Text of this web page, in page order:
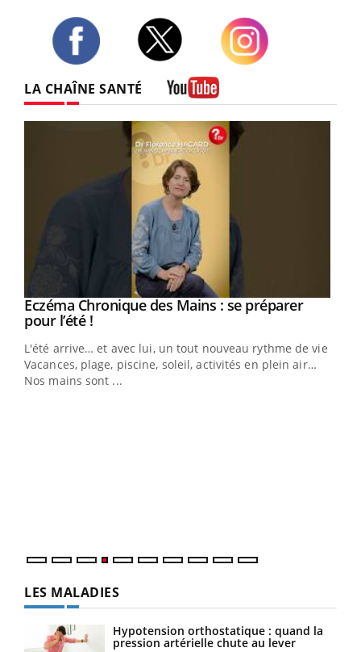
LA CHAÎNE SANTÉ
Youtube
Eczéma Chronique des Mains : se préparer
pour l’été !Youtube
L'été arrive… et avec lui, un tout nouveau rythme de vie !
Vacances, plage, piscine, soleil, activités en plein air…
Nos mains sont ...
LES MALADIES
Hypotension orthostatique : quand la
pression artérielle chute au lever